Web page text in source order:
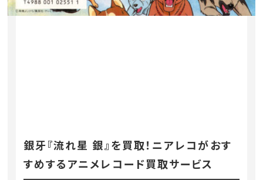
銀牙『流れ星 銀』を買取！ニアレコがおす
すめするアニメレコード買取サービス